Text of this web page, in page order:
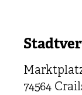
74564